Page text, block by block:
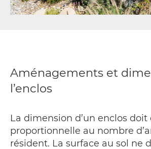
Aménagements et
l’enclos
La dimension d’un enclos doit
proportionnelle au nombre
résident. La surface au sol ne